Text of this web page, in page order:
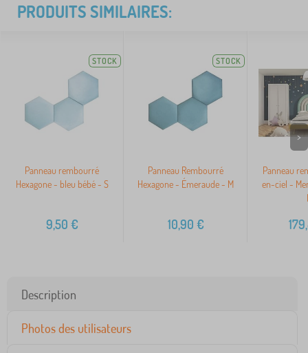
PRODUITS SIMILAIRES:
STOCK
Panneau rembourré
Hexagone - bleu bébé - S
9,50 €
STOCK
Panneau Rembourré
Hexagone - Émeraude - M
10,90 €
Panneau
en-ciel -
>
Description
Photos des utilisateurs